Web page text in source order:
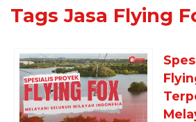
Tags Jasa Flying